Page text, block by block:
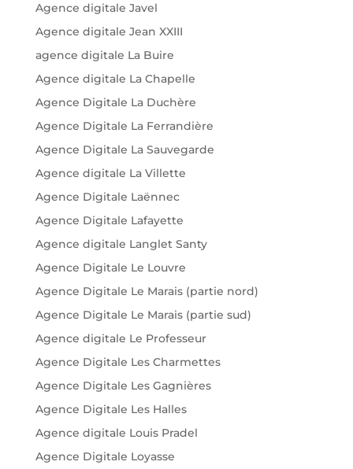
Agence digitale Javel
Agence digitale Jean XXIII
agence digitale La Buire
Agence digitale La Chapelle
Agence Digitale La Duchère
Agence Digitale La Ferrandière
Agence Digitale La Sauvegarde
Agence digitale La Villette
Agence Digitale Laënnec
Agence Digitale Lafayette
Agence digitale Langlet Santy
Agence Digitale Le Louvre
Agence Digitale Le Marais (partie nord)
Agence Digitale Le Marais (partie sud)
Agence digitale Le Professeur
Agence Digitale Les Charmettes
Agence Digitale Les Gagnières
Agence Digitale Les Halles
Agence digitale Louis Pradel
Agence Digitale Loyasse